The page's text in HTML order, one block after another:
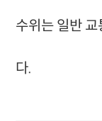
수위는 일반 교
다.